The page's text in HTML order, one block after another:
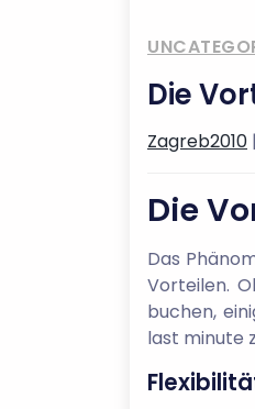
Die
Zagreb2010
Die
Das
Vorteilen.
buchen,
last minute